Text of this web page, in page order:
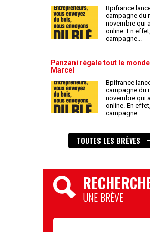
Bpifrance
campagne du
novembre qui
online. En
campagne...
Panzani régale tout le
Marcel
Bpifrance
campagne du
novembre qui
online. En
campagne...
TOUTES LES BRÈVES
UNE BRÈVE